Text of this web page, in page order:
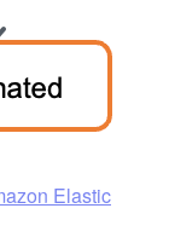
Elastic